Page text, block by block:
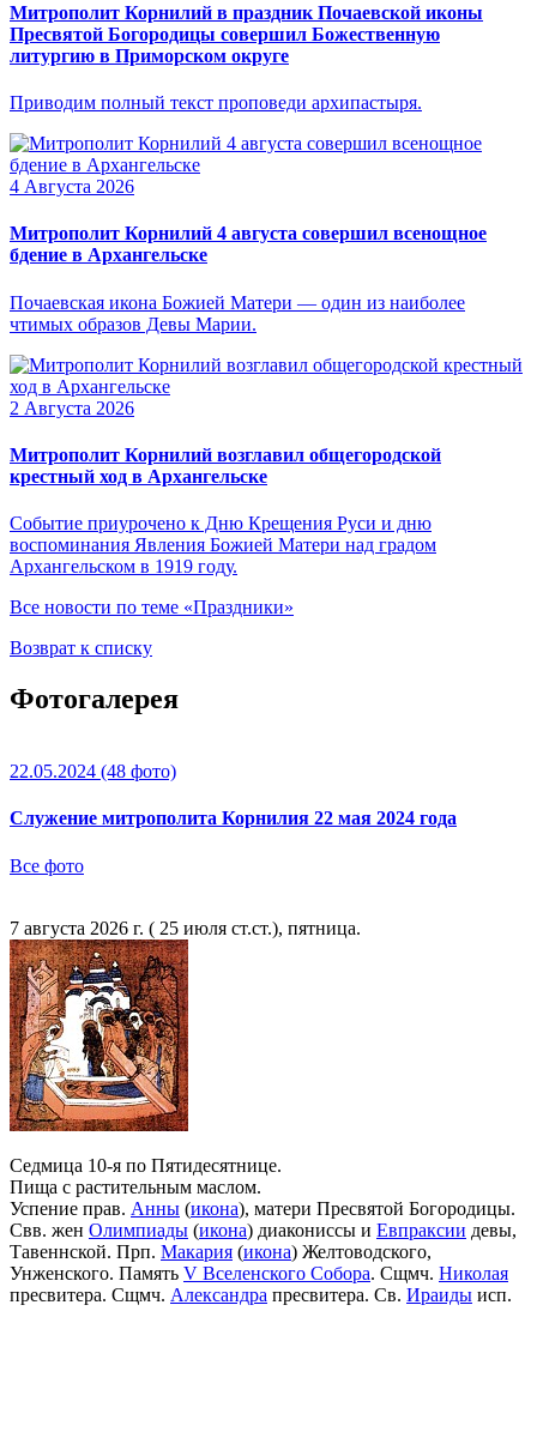
Митрополит Корнилий в праздник Почаевской иконы
Пресвятой Богородицы совершил Божественную
литургию в Приморском округе
Приводим полный текст проповеди архипастыря.
4 Августа 2026
Митрополит Корнилий 4 августа совершил всенощное
бдение в Архангельске
Почаевская икона Божией Матери — один из наиболее
чтимых образов Девы Марии.
2 Августа 2026
Митрополит Корнилий возглавил общегородской
крестный ход в Архангельске
Событие приурочено к Дню Крещения Руси и дню
воспоминания Явления Божией Матери над градом
Архангельском в 1919 году.
Все новости по теме «Праздники»
Возврат к списку
Фотогалерея
22.05.2024 (48 фото)
Служение митрополита Корнилия 22 мая 2024 года
Все фото
7 августа 2026 г. ( 25 июля ст.ст.), пятница.
Седмица 10-я по Пятидесятнице.
Пища с растительным маслом.
Успение прав. Анны (икона), матери Пресвятой Богородицы.
Свв. жен Олимпиады (икона) диакониссы и Евпраксии девы,
Тавеннской. Прп. Макария (икона) Желтоводского,
Унженского. Память V Вселенского Собора. Сщмч. Николая
пресвитера. Сщмч. Александра пресвитера. Св. Ираиды исп.